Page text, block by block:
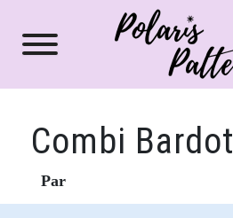
Combi Bardot
Par